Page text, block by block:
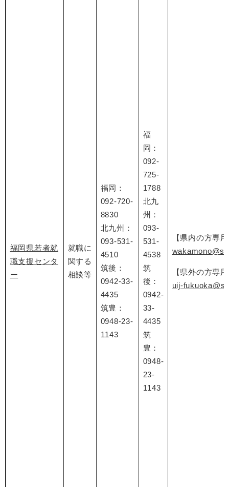
福岡県若者就
職支援センタ
ー
就職に
関する
相談等
福岡：
092-720-
8830
北九州：
093-531-
4510
筑後：
0942-33-
4435
筑豊：
0948-23-
1143
福
岡：
092-
725-
1788
北九
州：
093-
531-
4538
筑
後：
0942-
33-
4435
筑
豊：
0948-
23-
1143
【県内の方専
【県外の方専
uij-